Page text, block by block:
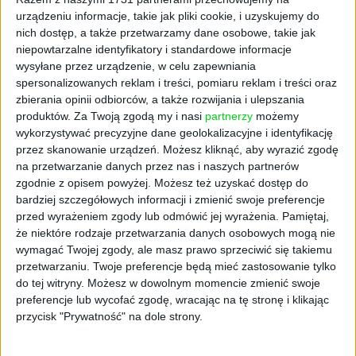
urządzeniu informacje, takie jak pliki cookie, i uzyskujemy do
nich dostęp, a także przetwarzamy dane osobowe, takie jak
niepowtarzalne identyfikatory i standardowe informacje
wysyłane przez urządzenie, w celu zapewniania
spersonalizowanych reklam i treści, pomiaru reklam i treści oraz
zbierania opinii odbiorców, a także rozwijania i ulepszania
produktów. Za Twoją zgodą my i nasi partnerzy możemy
wykorzystywać precyzyjne dane geolokalizacyjne i identyfikację
przez skanowanie urządzeń. Możesz kliknąć, aby wyrazić zgodę
na przetwarzanie danych przez nas i naszych partnerów
zgodnie z opisem powyżej. Możesz też uzyskać dostęp do
bardziej szczegółowych informacji i zmienić swoje preferencje
przed wyrażeniem zgody lub odmówić jej wyrażenia.
Pamiętaj,
że niektóre rodzaje przetwarzania danych osobowych mogą nie
wymagać Twojej zgody, ale masz prawo sprzeciwić się takiemu
przetwarzaniu. Twoje preferencje będą mieć zastosowanie tylko
do tej witryny. Możesz w dowolnym momencie zmienić swoje
preferencje lub wycofać zgodę, wracając na tę stronę i klikając
przycisk "Prywatność" na dole strony.
programie Festiwalu nie mogło zabraknąć
Biegów Górskich. Na 11 kilometrowej trasie
zawodnicy wystartowali o godzinie 8.32. No
ale jakby trudna trasa nie była urokliwe
widoki Beskidu Niskiego na pewno dodawali
biegaczom sił!
Natomiast podczas Festiwalu Smaków
Sądecczyzny Jury pod przewodnictwem
regionalisty Zenona Szewczyka nie miało
wątpliwości komu przyznać nagrodę.
Mistrzem w przygotowywaniu potraw
inspirowanych ziołami zostało
Stowarzyszenie Rzemieślników, Twórców i
Producentów Ziemi Obidzkiej. Stowarzyszenie
zaserwowało dziś lepioszki z kaszą gryczaną,
soczewicą, pestkami dyni, kaszą bulgur z